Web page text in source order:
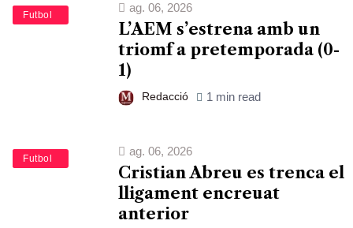
Esports
Futbol
ag. 06, 2026
L’AEM s’estrena amb un
triomf a pretemporada (0-
1)
Redacció 1 min read
Esports
Futbol
ag. 06, 2026
Cristian Abreu es trenca el
lligament encreuat
anterior